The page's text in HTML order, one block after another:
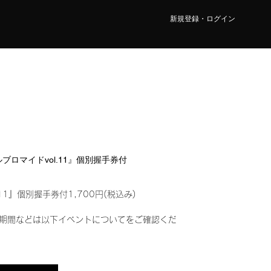
新規登録・ログイン
ロマイドvol.11』個別握手券付
』個別握手券付1,700円(税込み)
間などは以下イベントについてをご確認くだ